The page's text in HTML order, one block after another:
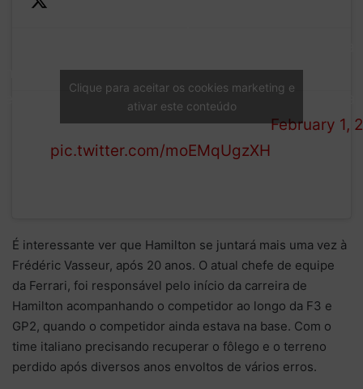
will be joining the team in
2025, on a multi-year
contract.
pic.twitter.com/moEMqUgzXH
HP
February 1,
Clique para aceitar os cookies marketing e
ativar este conteúdo
É interessante ver que Hamilton se juntará mais uma vez à
Frédéric Vasseur, após 20 anos. O atual chefe de equipe
da Ferrari, foi responsável pelo início da carreira de
Hamilton acompanhando o competidor ao longo da F3 e
GP2, quando o competidor ainda estava na base. Com o
time italiano precisando recuperar o fôlego e o terreno
perdido após diversos anos envoltos de vários erros.